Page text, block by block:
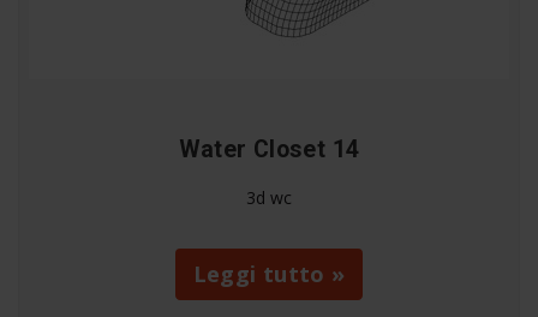
Water Closet 14
3d wc
Leggi tutto »